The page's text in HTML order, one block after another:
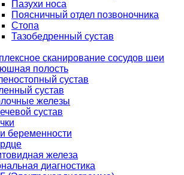
Пазухи носа
Поясничный отдел позвоночника
Стопа
Тазобедренный сустав
сканирование сосудов шеи
полость
сустав
сустав
железы
сустав
беременности
железа
диагностика